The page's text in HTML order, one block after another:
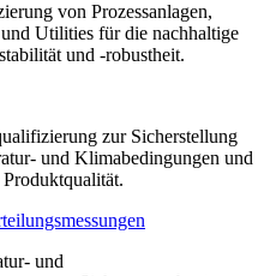
von Prozessanlagen,
Utilities für die nachhaltige
und -robustheit.
zur Sicherstellung
und Klimabedingungen und
und